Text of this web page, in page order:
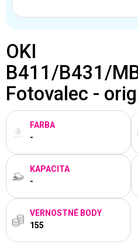
OKI
B411/B431/
Fotovalec -
FARBA
-
KAPACITA
-
VERNOSTNÉ BODY
155